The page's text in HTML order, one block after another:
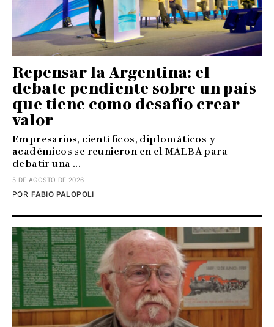
Repensar la Argentina: el
debate pendiente sobre un país
que tiene como desafío crear
valor
Empresarios, científicos, diplomáticos y
académicos se reunieron en el MALBA para
debatir una ...
5 DE AGOSTO DE 2026
FABIO PALOPOLI
POR